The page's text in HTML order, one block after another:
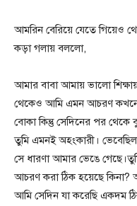
আমরিন বেরিয়ে যেতে গিয়েও
কড়া গলায় বললো,
আমার বাবা আমায় ভালো
থেকেও আমি এমন আচরণ
বোকা কিন্তু সেদিনের পর
তুমি এমনই অহংকারী।
সে ধারণা আমার ভেঙে
আচরণ করা ঠিক হয়েছে
আমি সেদিন যা করেছি একদম